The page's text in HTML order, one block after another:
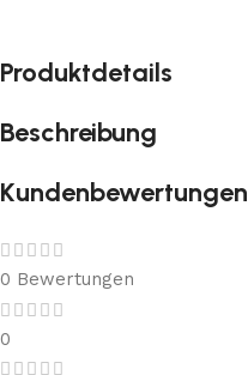
Produktdetails
Beschreibung
Kundenbewertungen
0 Bewertungen
0